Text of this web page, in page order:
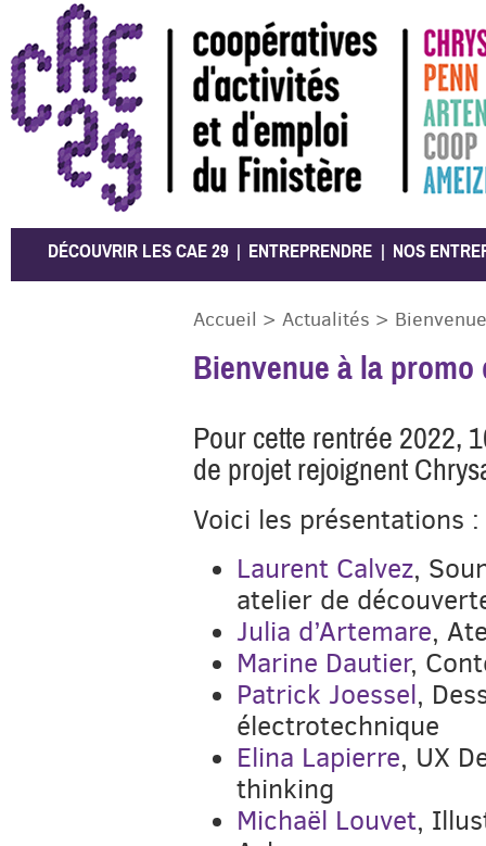
CAE 29
DÉCOUVRIR LES CAE 29 ENTREPRENDRE NOS
Accueil > Actualités >
Bienvenue à la
Pour cette rentrée 2022,
de projet rejoignent
Voici les présentations :
Laurent Calvez,
atelier de
Julia d’Artemare,
Marine Dautier,
Patrick Joessel,
électrotechnique
Elina Lapierre, UX
thinking
Michaël Louvet,